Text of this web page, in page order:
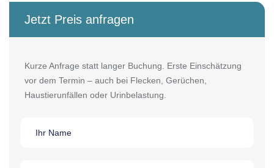
Jetzt Preis anfragen
Kurze Anfrage statt langer Buchung. Erste Einschätzung
vor dem Termin – auch bei Flecken, Gerüchen,
Haustierunfällen oder Urinbelastung.